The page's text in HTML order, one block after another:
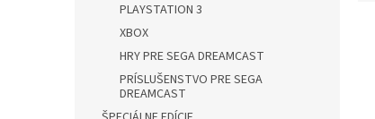
PLAYSTATION 3
XBOX
HRY PRE SEGA DREAMCAST
PRÍSLUŠENSTVO PRE SEGA
DREAMCAST